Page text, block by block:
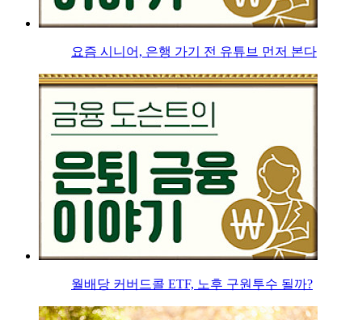
요즘 시니어, 은행 가기 전 유튜브 먼저 본다
월배당 커버드콜 ETF, 노후 구원투수 될까?